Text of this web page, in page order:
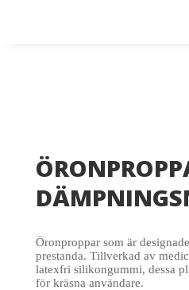
Öronproppar som är
prestanda. Tillverkad av
latexfri silikongummi, dessa
för kräsna användare.